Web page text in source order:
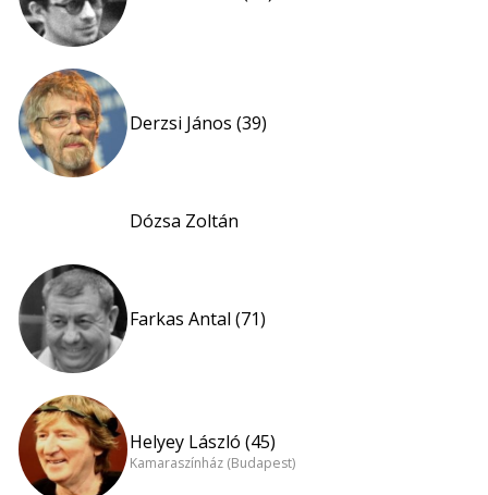
Derzsi János (39)
Dózsa Zoltán
Farkas Antal (71)
Helyey László (45)
Kamaraszínház (Budapest)